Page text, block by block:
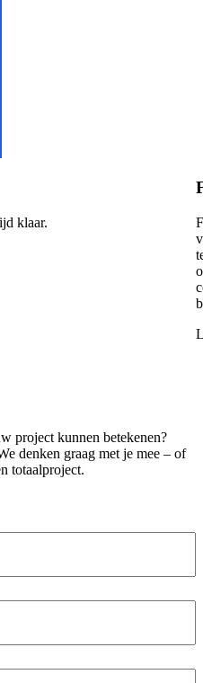
klaar.
project kunnen betekenen?
denken graag met je mee – of
totaalproject.